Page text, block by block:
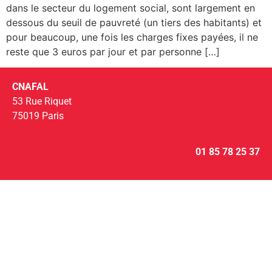
dans le secteur du logement social, sont largement en
dessous du seuil de pauvreté (un tiers des habitants) et
pour beaucoup, une fois les charges fixes payées, il ne
reste que 3 euros par jour et par personne […]
CNAFAL
53 Rue Riquet
75019 Paris
01 85 78 25 37